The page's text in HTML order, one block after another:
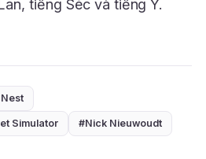
tiếng Séc và tiếng Ý.
Simulator #Nick Nieuwoudt